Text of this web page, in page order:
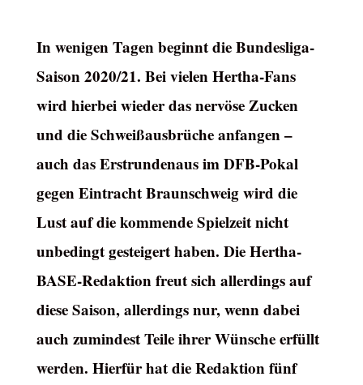
In wenigen Tagen beginnt die Bundesliga-
Saison 2020/21. Bei vielen Hertha-Fans
wird hierbei wieder das nervöse Zucken
und die Schweißausbrüche anfangen –
auch das Erstrundenaus im DFB-Pokal
gegen Eintracht Braunschweig wird die
Lust auf die kommende Spielzeit nicht
unbedingt gesteigert haben. Die Hertha-
BASE-Redaktion freut sich allerdings auf
diese Saison, allerdings nur, wenn dabei
auch zumindest Teile ihrer Wünsche erfüllt
werden. Hierfür hat die Redaktion fünf